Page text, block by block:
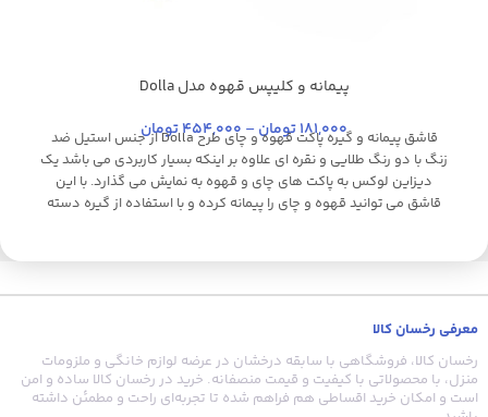
استیل طلایی طلایی براق کروم
پیمانه و کلیپس قهوه مدل Dolla
181,000تومان –
454,000تومانقاشق پیمانه و گیره پاکت قهوه و چای طرح Dolla از جنس استیل ضد
زنگ با دو رنگ طلایی و نقره ای علاوه بر اینکه بسیار کاربردی می باشد یک
دیزاین لوکس به پاکت های چای و قهوه به نمایش می گذارد. با این
قاشق می توانید قهوه و چای را پیمانه کرده و با استفاده از گیره دسته
معرفی رخسان کالا
رخسان کالا، فروشگاهی با سابقه درخشان در عرضه لوازم خانگی و ملزومات
منزل، با محصولاتی با کیفیت و قیمت منصفانه. خرید در رخسان کالا ساده و امن
است و امکان خرید اقساطی هم فراهم شده تا تجربه‌ای راحت و مطمئن داشته